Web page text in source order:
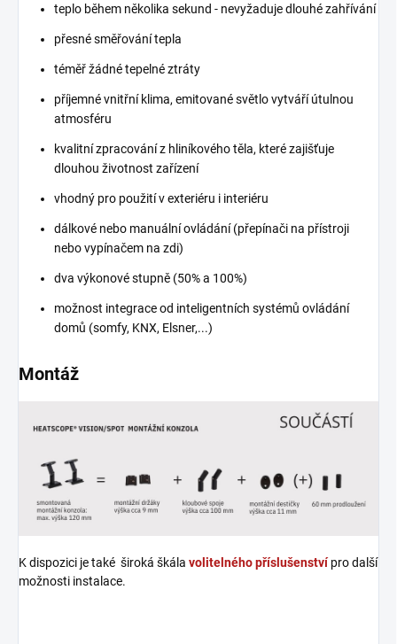
teplo během několika sekund - nevyžaduje dlouhé zahřívání
přesné směřování tepla
téměř žádné tepelné ztráty
příjemné vnitřní klima, emitované světlo vytváří útulnou
atmosféru
kvalitní zpracování z hliníkového těla, které zajišťuje
dlouhou životnost zařízení
vhodný pro použití v exteriéru i interiéru
dálkové nebo manuální ovládání (přepínači na přístroji
nebo vypínačem na zdi)
dva výkonové stupně (50% a 100%)
možnost integrace od inteligentních systémů ovládání
domů (somfy, KNX, Elsner,...)
Montáž
K dispozici je také široká škála volitelného příslušenstvípro další
možnosti instalace.